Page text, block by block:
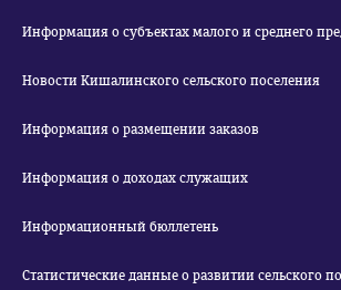
Информация о субъектах малого и среднего
Новости Кишалинского сельского поселения
Информация о размещении заказов
Информация о доходах служащих
Информационный бюллетень
Статистические данные о развитии сельского